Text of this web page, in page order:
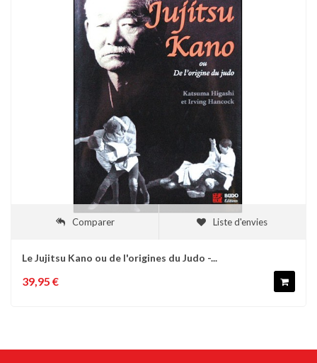
Comparer Liste d'envies
Le Jujitsu Kano ou de l'origines du Judo -...
39,95 €